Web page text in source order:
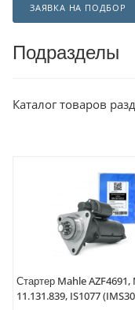
ЗАЯВКА НА ПОДБОР
Подразделы
Каталог товаров
Стартер Mahle AZF4691,
11.131.839, IS1077